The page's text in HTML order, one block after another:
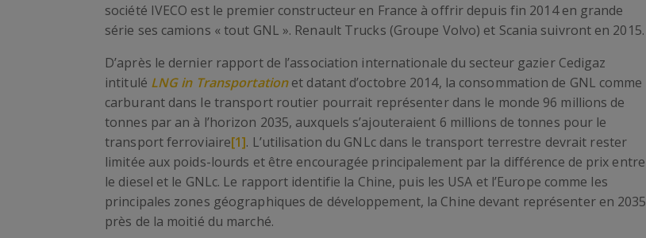
société IVECO est le premier constructeur en France à offrir depuis fin 2014 en grande
série ses camions « tout GNL ». Renault Trucks (Groupe Volvo) et Scania suivront en 2015.
D’après le dernier rapport de l’association internationale du secteur gazier Cedigaz
intitulé LNG in Transportationet datant d’octobre 2014, la consommation de GNL comme
carburant dans le transport routier pourrait représenter dans le monde 96 millions de
tonnes par an à l’horizon 2035, auxquels s’ajouteraient 6 millions de tonnes pour le
transport ferroviaire[1]. L’utilisation du GNLc dans le transport terrestre devrait rester
limitée aux poids-lourds et être encouragée principalement par la différence de prix entre
le diesel et le GNLc. Le rapport identifie la Chine, puis les USA et l’Europe comme les
principales zones géographiques de développement, la Chine devant représenter en 2035
près de la moitié du marché.